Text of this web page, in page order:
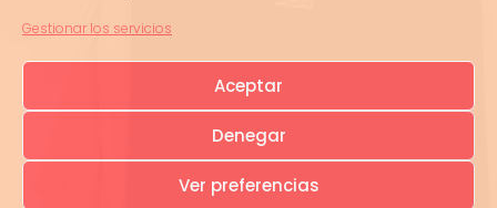
Gestionar los servicios
Aceptar
Denegar
Ver preferencias